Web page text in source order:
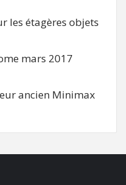
les étagères objets
mars 2017
ancien Minimax